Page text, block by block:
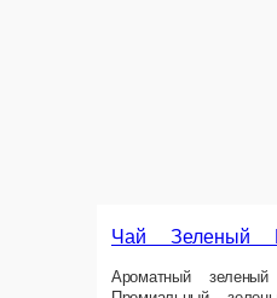
Чай Зеленый Rich
Ароматный зеленый чай с